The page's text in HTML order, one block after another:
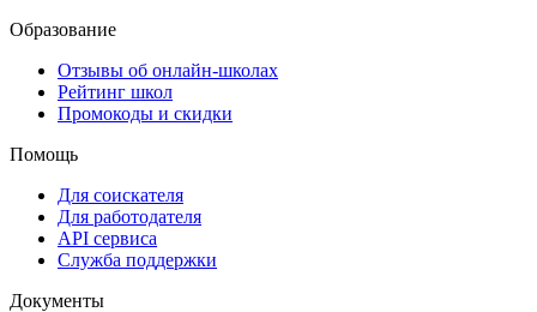
Образование
Отзывы об онлайн-школах
Рейтинг школ
Промокоды и скидки
Помощь
Для соискателя
Для работодателя
API сервиса
Служба поддержки
Документы